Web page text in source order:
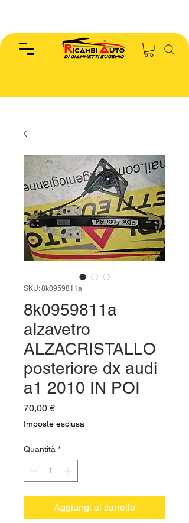
SKU: 8k0959811a
8k0959811a
alzavetro
ALZACRISTALLO
posteriore dx audi
a1 2010 IN POI
70,00 €Prezzo
Imposte esclusa
Quantità *
Aggiungi al carrello